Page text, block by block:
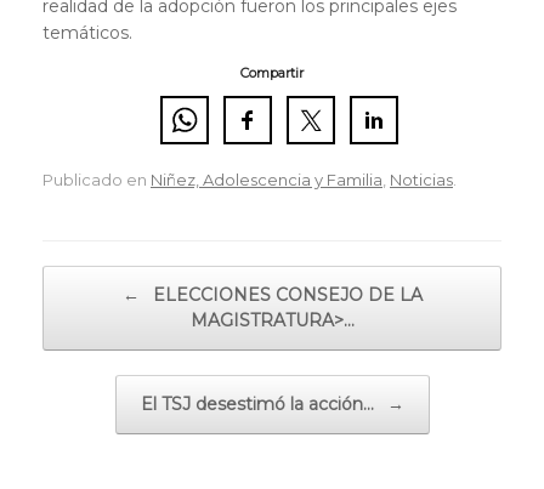
realidad de la adopción fueron los principales ejes
temáticos.
Compartir
Publicado en Niñez, Adolescencia y Familia Noticias
←
ELECCIONES CONSEJO DE LA
MAGISTRATURA>…
El TSJ desestimó la acción… →